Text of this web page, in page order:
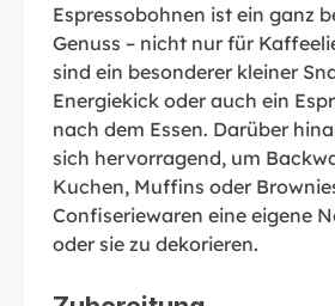
Espressobohnen ist ein ganz
Genuss – nicht nur für
sind ein besonderer kleiner
Energiekick oder auch ein
nach dem Essen. Darüber
sich hervorragend, um
Kuchen, Muffins oder
Confiseriewaren eine eigene
oder sie zu dekorieren.